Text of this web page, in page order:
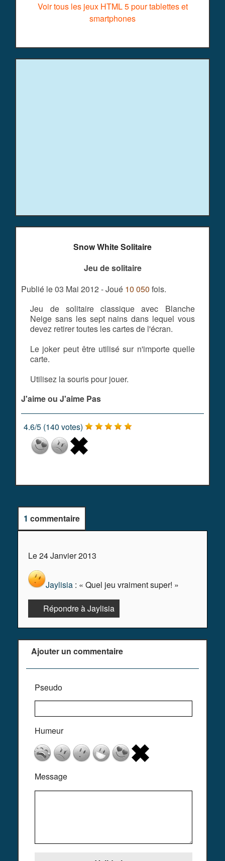
Voir tous les jeux HTML 5 pour tablettes et
smartphones
Snow White Solitaire
Jeu de solitaire
Publié le 03 Mai 2012 - Joué 10 050 fois.
Jeu de solitaire classique avec Blanche
Neige sans les sept nains dans lequel vous
devez retirer toutes les cartes de l'écran.
Le joker peut être utilisé sur n'importe quelle
carte.
Utilisez la souris pour jouer.
J'aime ou J'aime Pas
4.6/5 (140 votes)
1 commentaire
Le 24 Janvier 2013
Jaylisia : « Quel jeu vraiment super! »
Répondre à Jaylisia
Ajouter un commentaire
Pseudo
Humeur
Message